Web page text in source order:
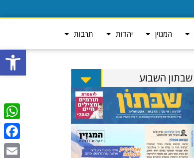
פתח
המגזין יהדות תרבות
שבתון השבוע